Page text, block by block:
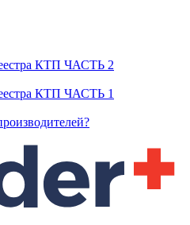
КТП ЧАСТЬ 2
КТП ЧАСТЬ 1